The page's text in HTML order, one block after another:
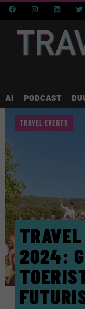
AI PODCAST
2024:
TRAVEL EVENTS